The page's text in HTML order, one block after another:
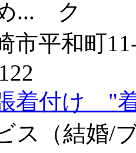
...
市平和町
着付け "
ス（結婚/